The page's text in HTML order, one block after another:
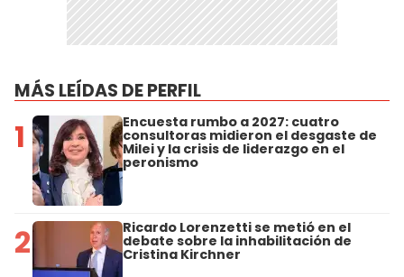
MÁS LEÍDAS DE PERFIL
1 Encuesta rumbo a 2027: cuatro
consultoras midieron el desgaste de
Milei y la crisis de liderazgo en el
peronismo
2 Ricardo Lorenzetti se metió en el
debate sobre la inhabilitación de
Cristina Kirchner